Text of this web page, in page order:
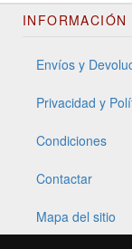
INFORMACIÓN
Envíos y
Privacidad y
Condiciones
Contactar
Mapa del sitio